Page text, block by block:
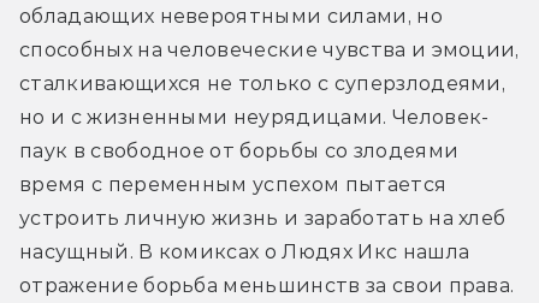
обладающих невероятными силами, но
способных на человеческие чувства и эмоции,
сталкивающихся не только с суперзлодеями,
но и с жизненными неурядицами. Человек-
паук в свободное от борьбы со злодеями
время с переменным успехом пытается
устроить личную жизнь и заработать на хлеб
насущный. В комиксах о Людях Икс нашла
отражение борьба меньшинств за свои права.